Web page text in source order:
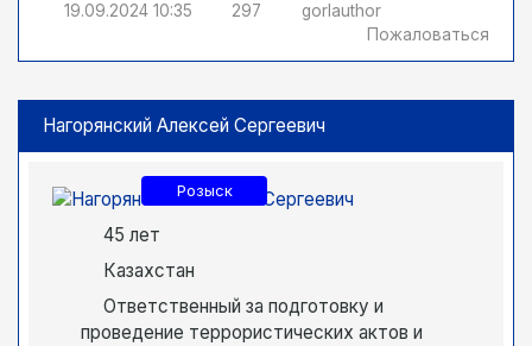
19.09.2024 10:35 297
gorlauthor
Пожаловаться
Нагорянский Алексей Сергеевич
Розыск
45 лет
Казахстан
Ответственный за подготовку и
проведение террористических актов и